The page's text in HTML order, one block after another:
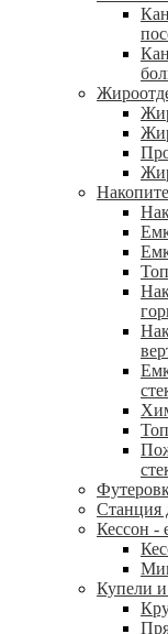
Станция
Кессон -
Купели